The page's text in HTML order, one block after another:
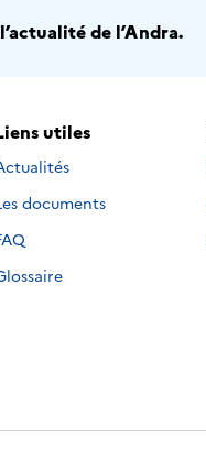
de l’Andra.
utiles
documents